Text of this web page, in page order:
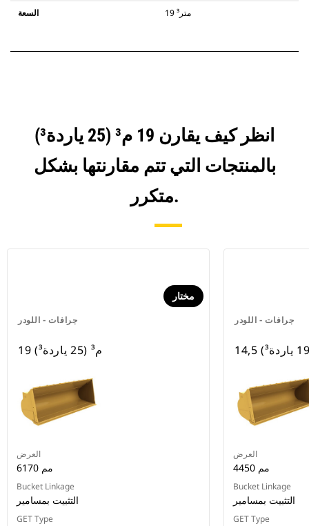
السعة 19 متر³
انظر كيف يقارن 19 م³ (25 ياردة³)
بالمنتجات التي تتم مقارنتها بشكل
متكرر.
جرافات - اللودر
مختار
19 م³ (25 ياردة³)
العرض
6170 مم
Bucket Linkage
التثبيت بمسامير
GET Type
جرافات - اللودر
العرض
4450 مم
Bucket Linkage
التثبيت بمسامير
GET Type